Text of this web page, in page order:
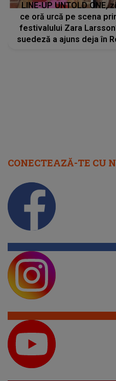
LINE-UP UNTOLD ONE,
ce oră urcă pe scena
festivalului Zara
suedeză a ajuns deja în
CONECTEAZĂ-TE CU